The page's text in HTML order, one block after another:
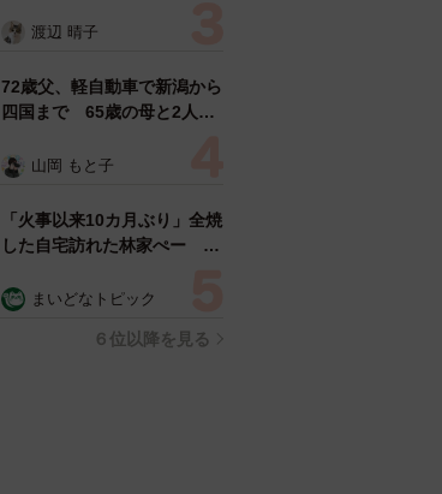
ようとした4日間 「命の重
表の訴え
渡辺 晴子
72歳父、軽自動車で新潟から
四国まで 65歳の母と2人で
憩まで分刻み… 「大学生で
山岡 もと子
「火事以来10カ月ぶり」全焼
した自宅訪れた林家ぺー 内
ン状態の部屋に呆然
まいどなトピック
６位以降を見る